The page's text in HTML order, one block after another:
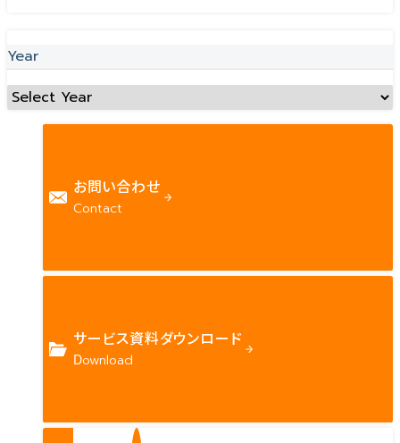
Year
お問い合わせ
Contact
サービス資料ダウンロード
Download